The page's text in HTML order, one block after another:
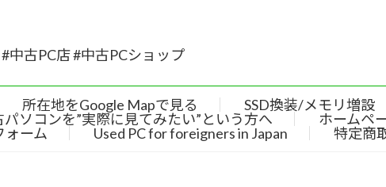
中古PC店 #中古PCショップ
所在地をGoogle Mapで見る SSD換装/メモリ増設
パソコンを”実際に見てみたい”という方へ
ホームペ
ォーム Used PC for foreigners in Japan 特定商